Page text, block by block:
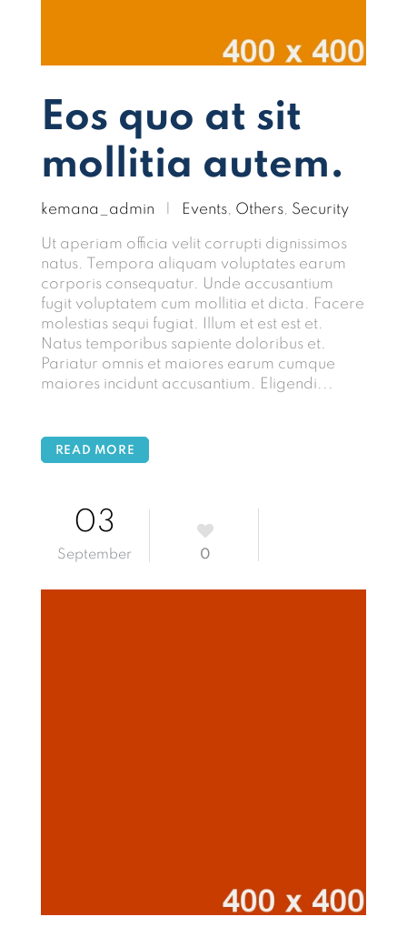
Eos quo at sit
mollitia autem.
kemana_admin Events, Others, Security
Ut aperiam officia velit corrupti dignissimos
natus. Tempora aliquam voluptates earum
corporis consequatur. Unde accusantium
fugit voluptatem cum mollitia et dicta. Facere
molestias sequi fugiat. Illum et est est et.
Natus temporibus sapiente doloribus et.
Pariatur omnis et maiores earum cumque
maiores incidunt accusantium. Eligendi...
READ MORE
03
September 0